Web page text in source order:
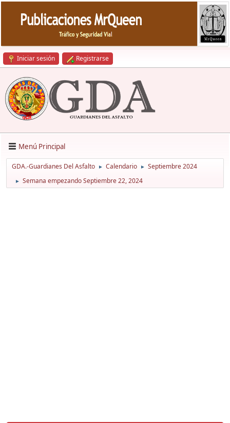
Iniciar sesión Registrarse
Menú Principal
GDA.-Guardianes Del Asfalto ► Calendario ► Septiembre 2024
► Semana empezando Septiembre 22, 2024